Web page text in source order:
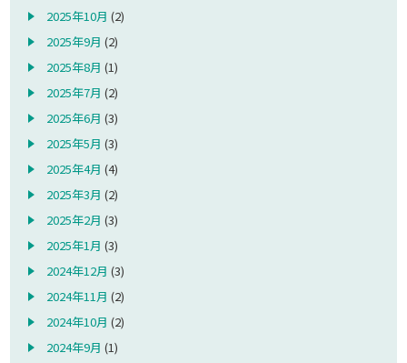
2025年10月 (2)
2025年9月 (2)
2025年8月 (1)
2025年7月 (2)
2025年6月 (3)
2025年5月 (3)
2025年4月 (4)
2025年3月 (2)
2025年2月 (3)
2025年1月 (3)
2024年12月 (3)
2024年11月 (2)
2024年10月 (2)
2024年9月 (1)